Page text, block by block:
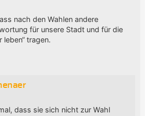
nach den Wahlen andere
für unsere Stadt und für die
leben“ tragen.
dass sie sich nicht zur Wahl